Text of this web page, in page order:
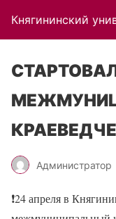
Княгининский
Администратор
❗24 апреля в